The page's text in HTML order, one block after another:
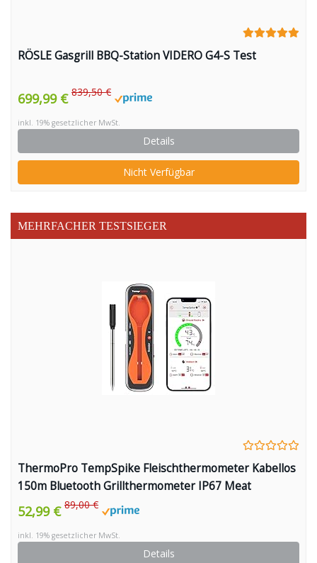
RÖSLE Gasgrill BBQ-Station VIDERO G4-S Test
699,99 € 839,50 €
inkl. 19% gesetzlicher MwSt.
Details
Nicht Verfügbar
MEHRFACHER TESTSIEGER
ThermoPro TempSpike Fleischthermometer Kabellos
150m Bluetooth Grillthermometer IP67 Meat
Thermometer Bratenthermometer für Backofen Grill
Smoker Rotisserie Airfryer Sicher im Geschirrspüler
52,99 € 89,00 €
inkl. 19% gesetzlicher MwSt.
Details